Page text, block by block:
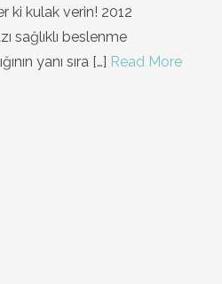
ki kulak verin! 2012
sağlıklı beslenme
yanı sıra […] Read More